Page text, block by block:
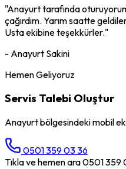
"Anayurttarafında
çağırdım. Yarım saatte
Usta ekibine teşekkürler."
- Anayurt Sakini
Hemen Geliyoruz
Servis Talebi Oluştur
Anayurtbölgesindeki mobil
0501 359 03 36
Tıkla ve hemen ara 0501 359